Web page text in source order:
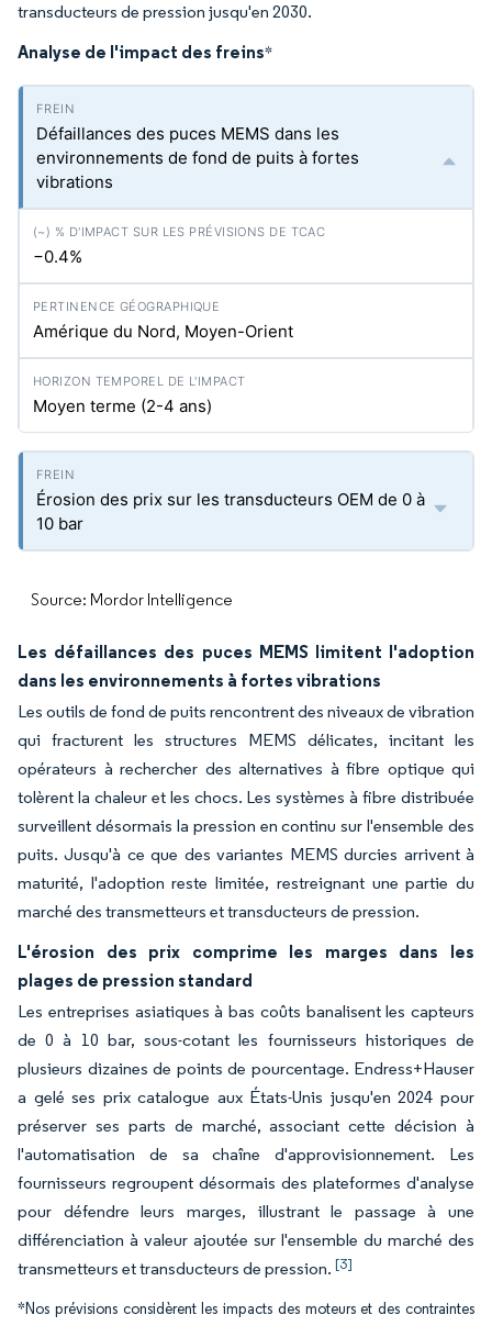
transducteurs de pression jusqu'en 2030.
Analyse de l'impact des freins*
Défaillances des puces MEMS dans les
environnements de fond de puits à fortes
vibrations
−0.4%
Amérique du Nord, Moyen-Orient
Moyen terme (2-4 ans)
Érosion des prix sur les transducteurs OEM de 0 à
10 bar
Source: Mordor Intelligence
Les défaillances des puces MEMS limitent l'adoption
dans les environnements à fortes vibrations
Les outils de fond de puits rencontrent des niveaux de vibration
qui fracturent les structures MEMS délicates, incitant les
opérateurs à rechercher des alternatives à fibre optique qui
tolèrent la chaleur et les chocs. Les systèmes à fibre distribuée
surveillent désormais la pression en continu sur l'ensemble des
puits. Jusqu'à ce que des variantes MEMS durcies arrivent à
maturité, l'adoption reste limitée, restreignant une partie du
marché des transmetteurs et transducteurs de pression.
L'érosion des prix comprime les marges dans les
plages de pression standard
Les entreprises asiatiques à bas coûts banalisent les capteurs
de 0 à 10 bar, sous-cotant les fournisseurs historiques de
plusieurs dizaines de points de pourcentage. Endress+Hauser
a gelé ses prix catalogue aux États-Unis jusqu'en 2024 pour
préserver ses parts de marché, associant cette décision à
l'automatisation de sa chaîne d'approvisionnement. Les
fournisseurs regroupent désormais des plateformes d'analyse
pour défendre leurs marges, illustrant le passage à une
différenciation à valeur ajoutée sur l'ensemble du marché des
transmetteurs et transducteurs de pression. [3]
*Nos prévisions considèrent les impacts des moteurs et des contraintes